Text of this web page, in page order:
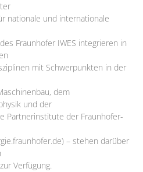
nationale und internationale
Fraunhofer IWES integrieren in
mit Schwerpunkten in der
dem
und der
Partnerinstitute der Fraunhofer-
– stehen darüber
Verfügung.